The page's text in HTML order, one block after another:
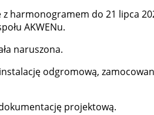
harmonogramem do 21 lipca
AKWENu.
naruszona.
odgromową,
projektową.